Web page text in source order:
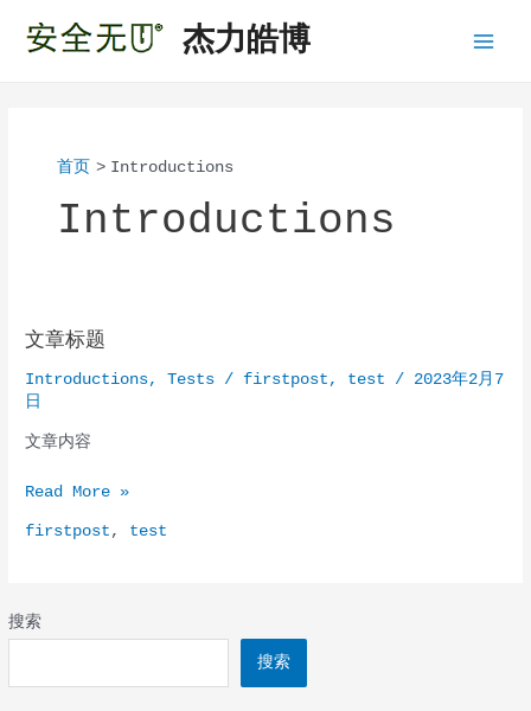
杰力皓博
搜索
搜索
首页 Introductions
Introductions
文章标题
Introductions,Tests / firstpost , test / 2023年2月7
日
文章内容
文
Read More »
firstpost , test